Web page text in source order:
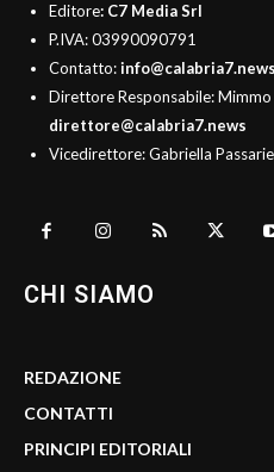
Editore: C7 Media Srl
P.IVA: 03990090791
Contatto:info@calabria7.news
Direttore Responsabile: Mimmo
direttore@calabria7.news
Vicedirettore: Gabriella
CHI SIAMO
REDAZIONE
CONTATTI
PRINCIPI EDITORIALI